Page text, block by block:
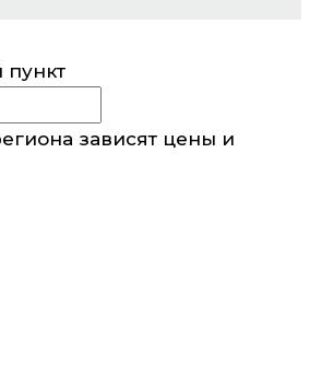
зависят цены и